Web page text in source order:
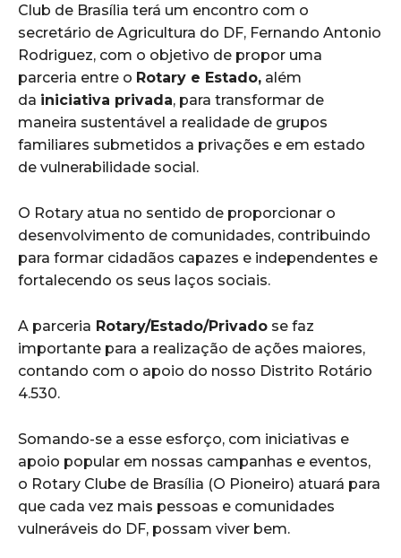
Club de Brasília terá um encontro com o
secretário de Agricultura do DF, Fernando Antonio
Rodriguez, com o objetivo de propor uma
parceria entre o Rotary e Estado, além
da iniciativa privada, para transformar de
maneira sustentável a realidade de grupos
familiares submetidos a privações e em estado
de vulnerabilidade social.
O Rotary atua no sentido de proporcionar o
desenvolvimento de comunidades, contribuindo
para formar cidadãos capazes e independentes e
fortalecendo os seus laços sociais.
A parceria Rotary/Estado/Privado se faz
importante para a realização de ações maiores,
contando com o apoio do nosso Distrito Rotário
4.530.
Somando-se a esse esforço, com iniciativas e
apoio popular em nossas campanhas e eventos,
o Rotary Clube de Brasília (O Pioneiro) atuará para
que cada vez mais pessoas e comunidades
vulneráveis do DF, possam viver bem.